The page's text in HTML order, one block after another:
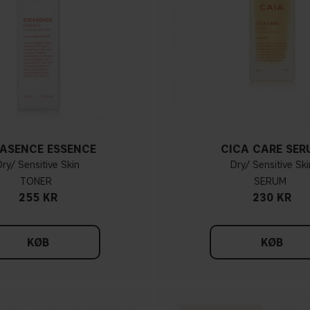
ESSENCE
Sensitive Skin
TONER
255 KR
KØB
CICA CARE
Dry/ Sensitive
SERUM
230 KR
KØB